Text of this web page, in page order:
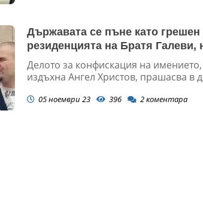
Държавата се пъне като
резиденцията на Братя Галеви,
Делото за конфискация на
издъхна Ангел Христов, прашасва в
05 ноември 23 396 2коментара